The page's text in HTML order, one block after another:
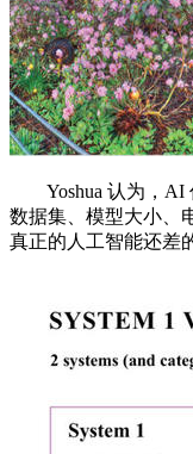
Yoshua 认为，AI
数据集、模型大小、
真正的人工智能还差